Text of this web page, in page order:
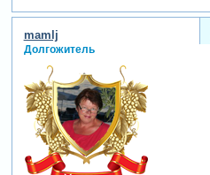
mamlj
Долгожитель